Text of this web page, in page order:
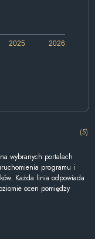
2026
2025
(5)
wybranych portalach
programu i
Każda linia odpowiada
ocen pomiędzy